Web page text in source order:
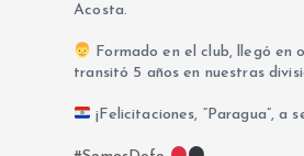
Acosta.
Formado en el club, llegó en
transitó 5 años en nuestras
¡Felicitaciones, “Paragua”, a